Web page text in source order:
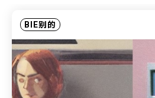
BIE别的